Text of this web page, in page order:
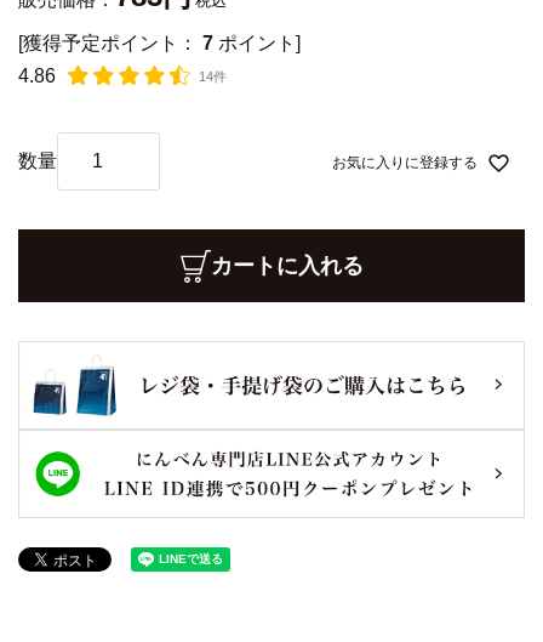
[獲得予定ポイント： 7 ポイント]
4.86
14件
お気に入りに登録する
カートに入れる